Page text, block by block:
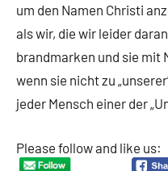
um den Namen Christi
als wir, die wir leider
brandmarken und sie mit
wenn sie nicht zu
jeder Mensch einer der
Please follow and like us: